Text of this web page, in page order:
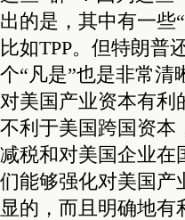
的是，其中有一些
如TPP。但特朗普
“凡是”也是非常清
美国产业资本有利
利于美国跨国资本
和对美国企业在
能够强化对美国产
的，而且明确地有